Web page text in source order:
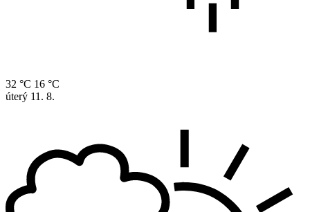
32 °C 16 °C
úterý 11. 8.